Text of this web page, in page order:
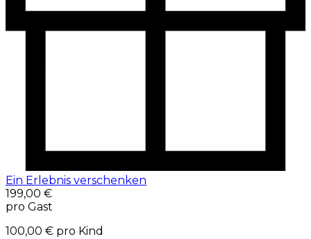
Ein Erlebnis verschenken
199,00 €
pro Gast
100,00 € pro Kind